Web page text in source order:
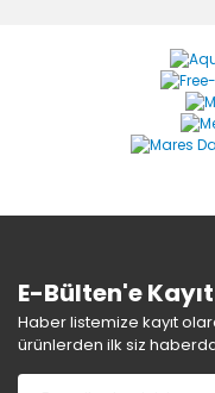
Ürün resmi
Ürün
Ürün
E-Bülten'e
Haber listemize kayıt
ürünlerden ilk siz